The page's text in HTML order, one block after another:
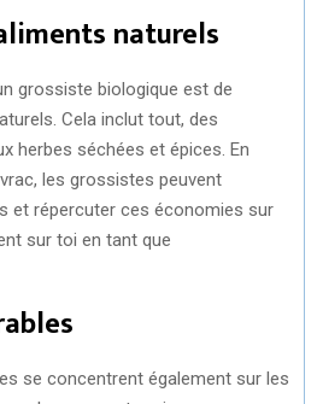
naturels
grossiste biologique est de
Cela inclut tout, des
herbes séchées et épices. En
les grossistes peuvent
et répercuter ces économies sur
sur toi en tant que
se concentrent également sur les